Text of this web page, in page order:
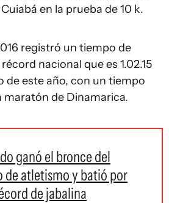
en la prueba de 10 k.
registró un tiempo de
nacional que es 1.02.15
de este año, con un tiempo
maratón de Dinamarica.
ganó el bronce del
de atletismo y batió por
de jabalina